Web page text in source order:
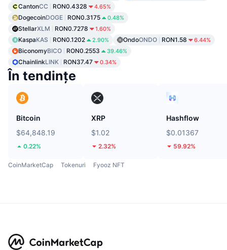
CantonCC RON0.4328 4.65%
DogecoinDOGE RON0.3175 0.48%
StellarXLM RON0.7278 1.60%
KaspaKAS RON0.1202 2.90% OndoONDO RON1.58 6.44%
BiconomyBICO RON0.2553 39.46%
ChainlinkLINK RON37.47 0.34%
În tendințe
Bitcoin
$64,848.19
0.22%
XRP
$1.02
2.32%
Hashflow
$0.01367
59.92%
CoinMarketCap Tokenuri Fyooz NFT